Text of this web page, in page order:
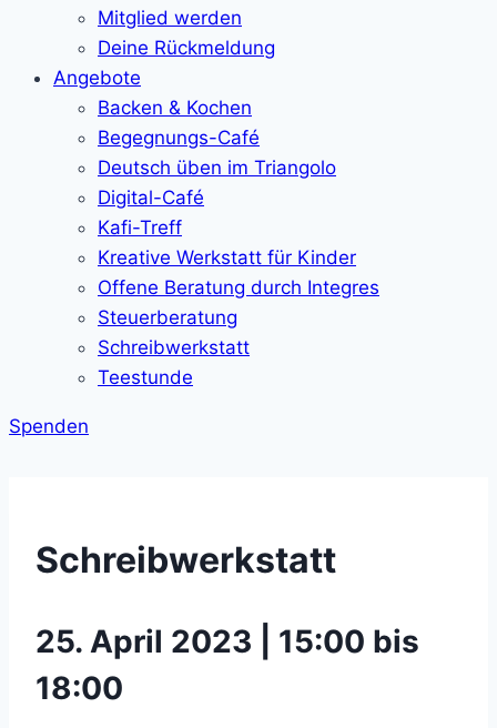
Mitglied werden
Deine Rückmeldung
Angebote
Backen & Kochen
Begegnungs-Café
Deutsch üben im Triangolo
Digital-Café
Kafi-Treff
Kreative Werkstatt für Kinder
Offene Beratung durch Integres
Steuerberatung
Schreibwerkstatt
Teestunde
Spenden
Schreibwerkstatt
25. April 2023 | 15:00 bis
18:00